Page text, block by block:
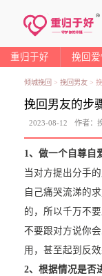
重归于好 挽回爱
倾城挽回 > 挽回男友>
挽回男友的步
2023-08-12 作者：
1、做一个自尊自
当对方提出分手
自己痛哭流涕的
的，所以千万不
不要跟对方说你
用，甚至起到反效
2、根据情况是否